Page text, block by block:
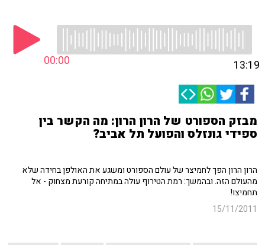
00:00 13:19
מבזק הספורט של הרון הרון: מה הקשר בין
ספידי גונזלס והפועל תל אביב?
הרון הרון הפך לחמיצר של עולם הספורט ומשגע את האולפן בחידה שלא
מהעולם הזה. ובהמשך: רמת הטירוף עולה במתיחה קורעת מצחוק - אל
תחמיצו!
15/11/2011